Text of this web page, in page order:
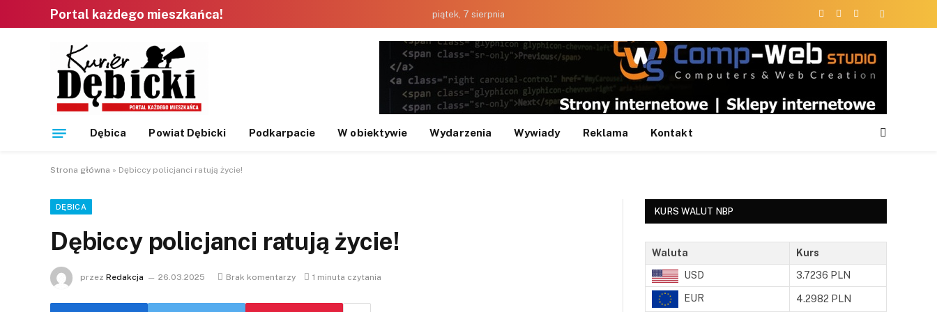
Portal każdego mieszkańca! piątek, 7 sierpnia
Facebook
X
Instagram
Dębica Powiat Dębicki Podkarpacie W obiektywie Wydarzenia Wywiady Reklama Kontakt
Strona główna » Dębiccy policjanci ratują życie!
DĘBICA
Dębiccy policjanci ratują życie!
przez Redakcja 26.03.2025 Brak komentarzy 1 minuta czytania
KURS WALUT NBP
Waluta
Kurs
USD
3.7236 PLN
EUR 4.2982 PLN